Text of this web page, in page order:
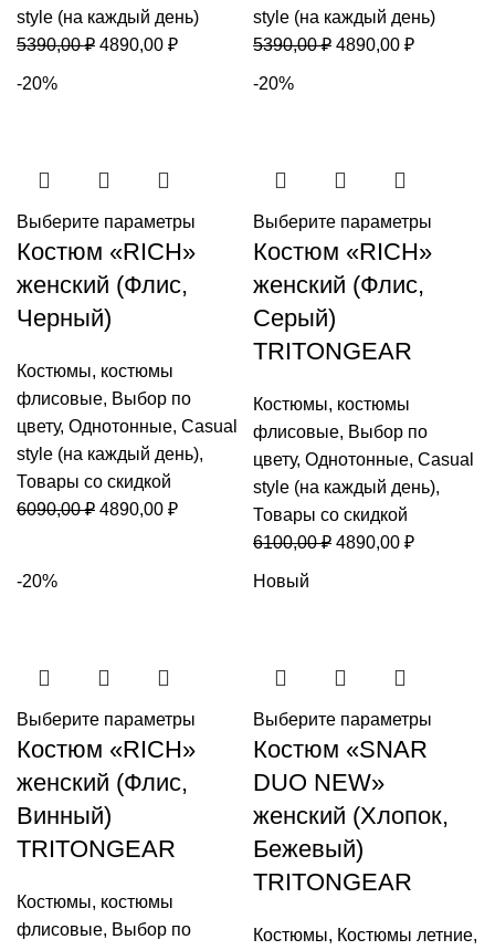
style (на каждый день)
5390,00₽ Первоначальная
4890,00 ₽Текущая
style (на каждый день)
5390,00₽ Первоначальная
4890,00 ₽Текущая
-20%
Выберите параметры
Костюм «RICH»
женский (Флис,
Черный)
Костюмы, костюмы
флисовые, Выбор по
цвету, Однотонные, Casual
style (на каждый день),
Товары со скидкой
6090,00₽ Первоначальная
4890,00 ₽Текущая
-20%
Выберите параметры
Костюм «RICH»
женский (Флис,
Серый)
TRITONGEAR
Костюмы, костюмы
флисовые, Выбор по
цвету, Однотонные, Casual
style (на каждый день),
Товары со скидкой
6100,00₽ Первоначальная
4890,00 ₽Текущая
-20%
Выберите параметры
Костюм «RICH»
женский (Флис,
Винный)
TRITONGEAR
Костюмы, костюмы
флисовые, Выбор по
Новый
Выберите параметры
Костюм «SNAR
DUO NEW»
женский (Хлопок,
Бежевый)
TRITONGEAR
Костюмы, Костюмы летние,